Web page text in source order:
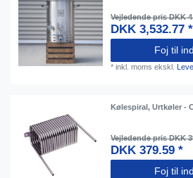
Vejledende pris DKK
DKK 3,532.77 *
Foj til
*inkl. moms ekskl.
Kølespiral, Urtkøler -
Vejledende pris DKK
DKK 379.59 *
Foj til